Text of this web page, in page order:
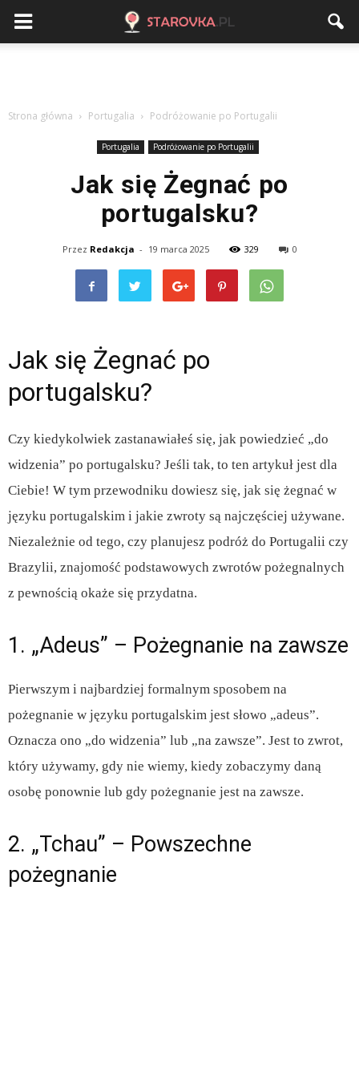
Strona główna Portugalia Podróżowanie po Portugalii
Portugalia Podróżowanie po Portugalii
Jak się Żegnać po
portugalsku?
Przez Redakcja - 19 marca 2025 329 0
Jak się Żegnać po
portugalsku?
Czy kiedykolwiek zastanawiałeś się, jak powiedzieć „do
widzenia” po portugalsku? Jeśli tak, to ten artykuł jest dla
Ciebie! W tym przewodniku dowiesz się, jak się żegnać w
języku portugalskim i jakie zwroty są najczęściej używane.
Niezależnie od tego, czy planujesz podróż do Portugalii czy
Brazylii, znajomość podstawowych zwrotów pożegnalnych
z pewnością okaże się przydatna.
1. „Adeus” – Pożegnanie na zawsze
Pierwszym i najbardziej formalnym sposobem na
pożegnanie w języku portugalskim jest słowo „adeus”.
Oznacza ono „do widzenia” lub „na zawsze”. Jest to zwrot,
który używamy, gdy nie wiemy, kiedy zobaczymy daną
osobę ponownie lub gdy pożegnanie jest na zawsze.
2. „Tchau” – Powszechne
pożegnanie